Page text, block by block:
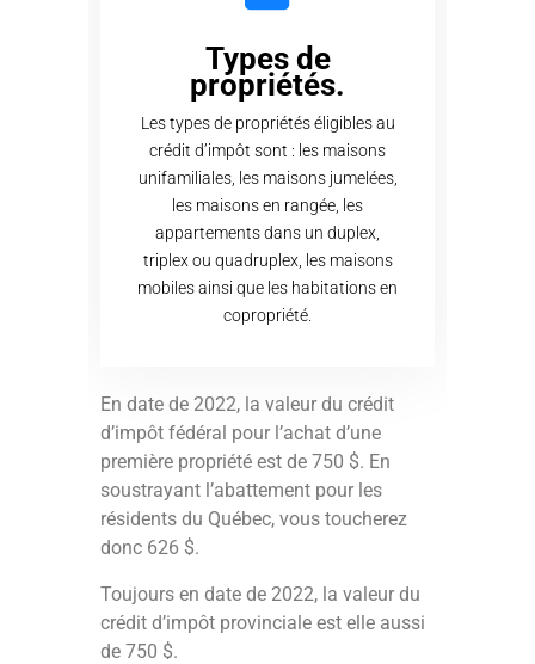
Types de
propriétés.
Les types de propriétés éligibles au
crédit d’impôt sont : les maisons
unifamiliales, les maisons jumelées,
les maisons en rangée, les
appartements dans un duplex,
triplex ou quadruplex, les maisons
mobiles ainsi que les habitations en
copropriété.
En date de 2022, la valeur du crédit
d’impôt fédéral pour l’achat d’une
première propriété est de 750 $. En
soustrayant l’abattement pour les
résidents du Québec, vous toucherez
donc 626 $.
Toujours en date de 2022, la valeur du
crédit d’impôt provinciale est elle aussi
de 750 $.